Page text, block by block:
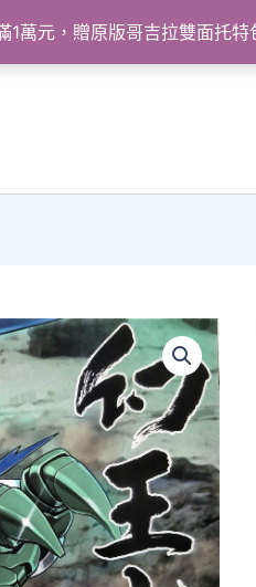
1萬元，贈原版哥吉拉雙面托